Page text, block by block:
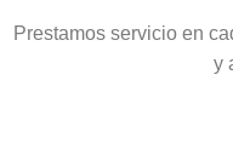
Prestamos servicio en
y